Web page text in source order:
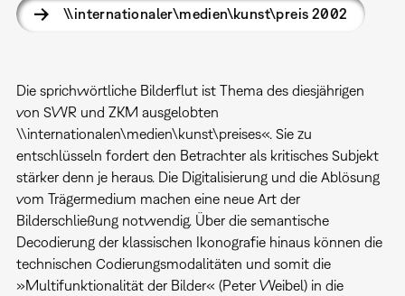
\\internationaler\medien\kunst\preis 2002
Die sprichwörtliche Bilderflut ist Thema des diesjährigen
von SWR und ZKM ausgelobten
\\internationalen\medien\kunst\preises«. Sie zu
entschlüsseln fordert den Betrachter als kritisches Subjekt
stärker denn je heraus. Die Digitalisierung und die Ablösung
vom Trägermedium machen eine neue Art der
Bilderschließung notwendig. Über die semantische
Decodierung der klassischen Ikonografie hinaus können die
technischen Codierungsmodalitäten und somit die
»Multifunktionalität der Bilder« (Peter Weibel) in die